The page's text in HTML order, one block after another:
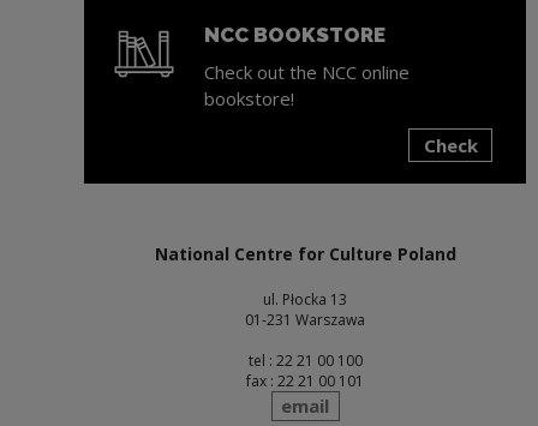
NCC BOOKSTORE
Check out the NCC online
bookstore!
Check
National Centre for Culture Poland
ul. Płocka 13
01-231 Warszawa
tel : 22 21 00 100
fax : 22 21 00 101
send
email